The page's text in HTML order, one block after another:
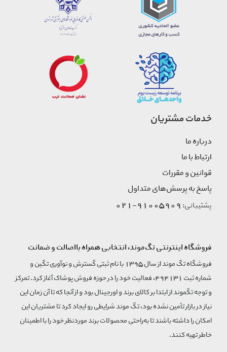
خدمات مشتریان
درباره ما
ارتباط با ما
قوانین و مقررات
پاسخ به پرسش‌های متداول
پشتیبانی: 91005909-021
فروشگاه اینترنتی تگ‌موند، انتخابی همراه بااصالت و ضمانت
فروشگاه تگ موند از سال 1395 با نام ثبتی گسترش و نوآوری تگین و
شماره ثبت 494131، فعالیت خود را در حوزه فروش پوشاک آغاز کرد. تمرکز
و توجه تگموند از ابتدا بر کالای برند و اورجینال بود و از آنجا که تا آن زمان این
نیاز در بازار تأمین نشده بود، تگ موند شرایطی رو ایجاد کرد تا مشتریان این
امکان را داشته باشند تا به‌راحتی محصولات برند مورد‌نظر خود را با اطمینان
خاطر تهیه کنند.